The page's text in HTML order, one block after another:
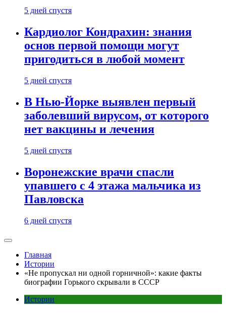
5 дней спустя
Кардиолог Кондрахин: знания
основ первой помощи могут
пригодиться в любой момент
5 дней спустя
В Нью-Йорке выявлен первый
заболевший вирусом, от которого
нет вакцины и лечения
5 дней спустя
Воронежские врачи спасли
упавшего с 4 этажа мальчика из
Павловска
6 дней спустя
Главная
Истории
«Не пропускал ни одной горничной»: какие факты
биографии Горького скрывали в СССР
Истории